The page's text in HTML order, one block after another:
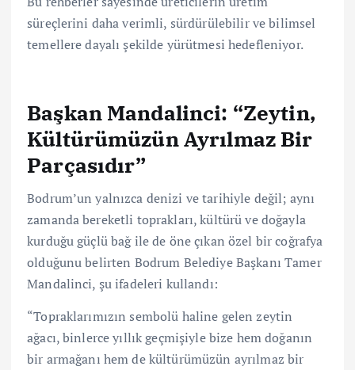
süreçlerini daha verimli, sürdürülebilir ve bilimsel
temellere dayalı şekilde yürütmesi hedefleniyor.
Başkan Mandalinci: “Zeytin,
Kültürümüzün Ayrılmaz Bir
Parçasıdır”
Bodrum’un yalnızca denizi ve tarihiyle değil; aynı
zamanda bereketli toprakları, kültürü ve doğayla
kurduğu güçlü bağ ile de öne çıkan özel bir coğrafya
olduğunu belirten Bodrum Belediye Başkanı Tamer
Mandalinci, şu ifadeleri kullandı:
“Topraklarımızın sembolü haline gelen zeytin
ağacı, binlerce yıllık geçmişiyle bize hem doğanın
bir armağanı hem de kültürümüzün ayrılmaz bir